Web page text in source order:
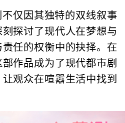
不仅因其独特的双线叙事
探讨了现代人在梦想与
任的权衡中的抉择。在
作品成为了现代都市剧
观众在喧嚣生活中找到